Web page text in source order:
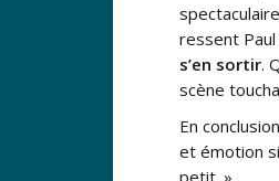
ressent
s’en sortir.
scène
En
et émotion
petit. »